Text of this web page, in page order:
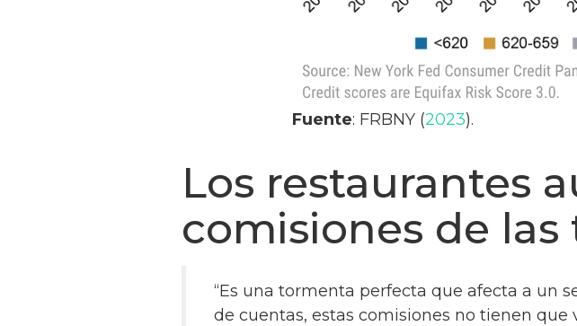
Fuente: FRBNY (2023).
Los restaurantes
comisiones de
“Es una tormenta perfecta que afecta a un
de cuentas, estas comisiones no tienen